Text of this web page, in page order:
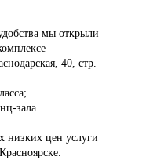
мы открыли
40, стр.
зала.
низких цен услуги